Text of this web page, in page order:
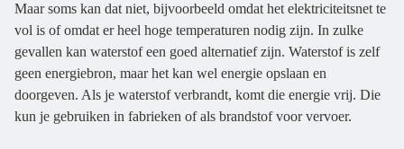
Maar soms kan dat niet, bijvoorbeeld omdat het elektriciteitsnet te
vol is of omdat er heel hoge temperaturen nodig zijn. In zulke
gevallen kan waterstof een goed alternatief zijn. Waterstof is zelf
geen energiebron, maar het kan wel energie opslaan en
doorgeven. Als je waterstof verbrandt, komt die energie vrij. Die
kun je gebruiken in fabrieken of als brandstof voor vervoer.